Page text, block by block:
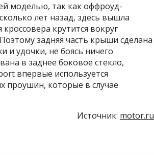
моделью, так как оффроуд-
лет назад, здесь вышла
крутится вокруг
задняя часть крыши сделана
удочки, не боясь ничего
в заднее боковое стекло,
впервые используется
проушин, которые в случае
Источник: motor.ru